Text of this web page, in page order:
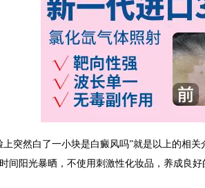
然白了一小块是白癜风吗”就是以上的相关
间阳光暴晒，不使用刺激性化妆品，养成良